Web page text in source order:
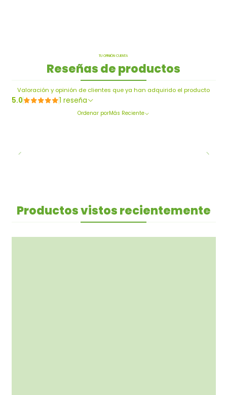
TU OPINIÓN CUENTA
Reseñas de productos
Valoración y opinión de clientes que ya han adquirido el producto
5.0 1 reseña
Ordenar porMás Reciente
Productos vistos recientemente